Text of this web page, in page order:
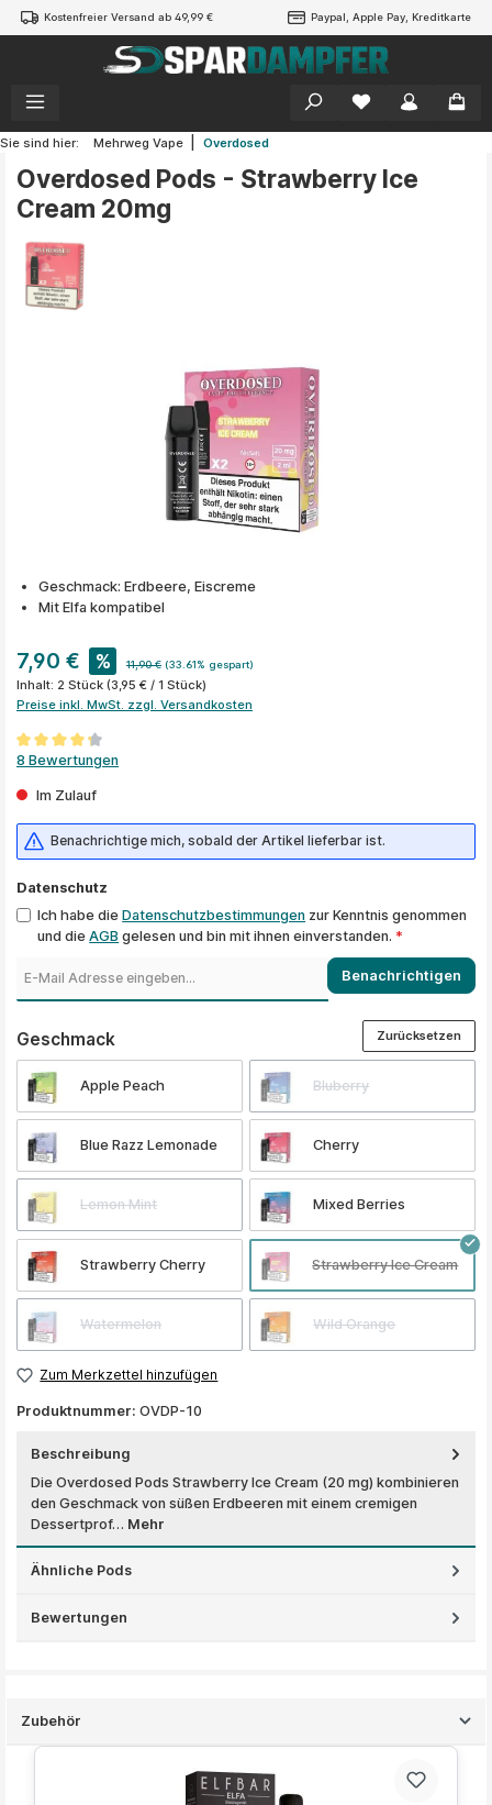
springen
Kostenfreier Versand ab 49,99 € Paypal, Apple Pay, Kreditkarte
Sie sind hier: Mehrweg Vape Overdosed
Overdosed Pods - Strawberry Ice
Cream 20mg
Geschmack: Erdbeere, Eiscreme
Mit Elfa kompatibel
7,90 € % 11,90 € (33.61% gespart)
Inhalt: 2 Stück (3,95 € / 1 Stück)
Preise inkl. MwSt. zzgl. Versandkosten
Durchschnittliche Bewertung von 4.1 von 5 Sternen
8 Bewertungen
Im Zulauf
Benachrichtige mich, sobald der Artikel lieferbar ist.
Datenschutz
Ich habe dieDatenschutzbestimmungen zur Kenntnis genommen
und dieAGB gelesen und bin mit ihnen einverstanden.*
Benachrichtigen
Geschmackauswählen
Apple Peach Bluberry
Blue Razz Lemonade Cherry
Lemon Mint Mixed Berries
Strawberry Cherry Strawberry Ice Cream
Watermelon Wild Orange
Zurücksetzen
Zum Merkzettel hinzufügen
Produktnummer: OVDP-10
Beschreibung
Die Overdosed Pods Strawberry Ice Cream (20 mg) kombinieren
den Geschmack von süßen Erdbeeren mit einem cremigen
Dessertprof… Mehr
Ähnliche Pods
Bewertungen
Zubehör
Produktgalerie überspringen